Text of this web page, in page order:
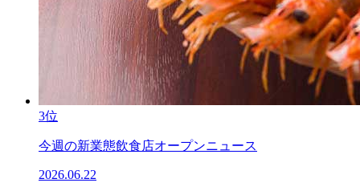
3位
今週の新業態飲食店オープンニュース
2026.06.22